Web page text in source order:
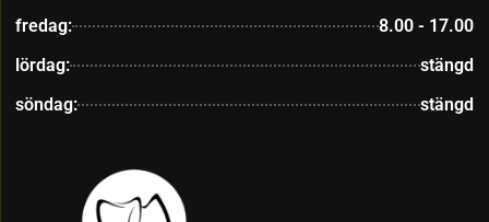
fredag:
8.00 - 17.00
lördag:
stängd
söndag:
stängd